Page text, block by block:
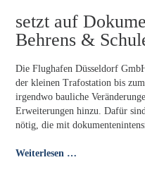
setzt auf
Behrens &
Die Flughafen Düsseldorf
der kleinen Trafostation bis
irgendwo bauliche
Erweiterungen hinzu. Dafür
nötig, die mit
Weiterlesen …